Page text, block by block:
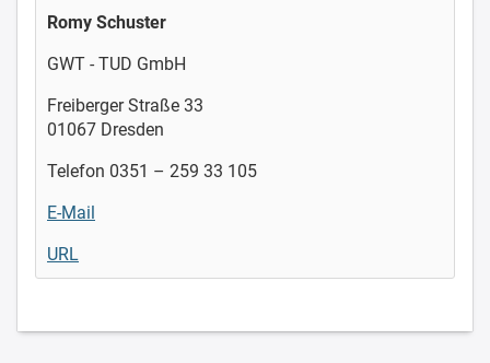
Romy Schuster
GWT - TUD GmbH
Freiberger Straße 33
01067 Dresden
Telefon 0351 – 259 33 105
E-Mail
URL